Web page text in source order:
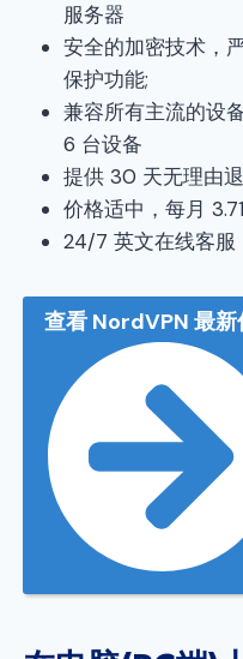
服务器
安全的加密技术，
保护功能;
兼容所有主流的设
6 台设备
提供 30 天无理由
价格适中，每月
24/7 英文在线客服
查看 NordVPN 最新